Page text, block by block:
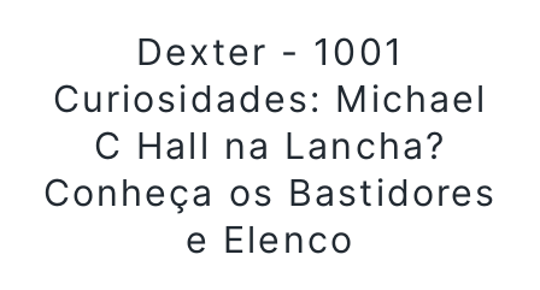
Dexter - 1001
Curiosidades: Michael
C Hall na Lancha?
Conheça os Bastidores
e Elenco